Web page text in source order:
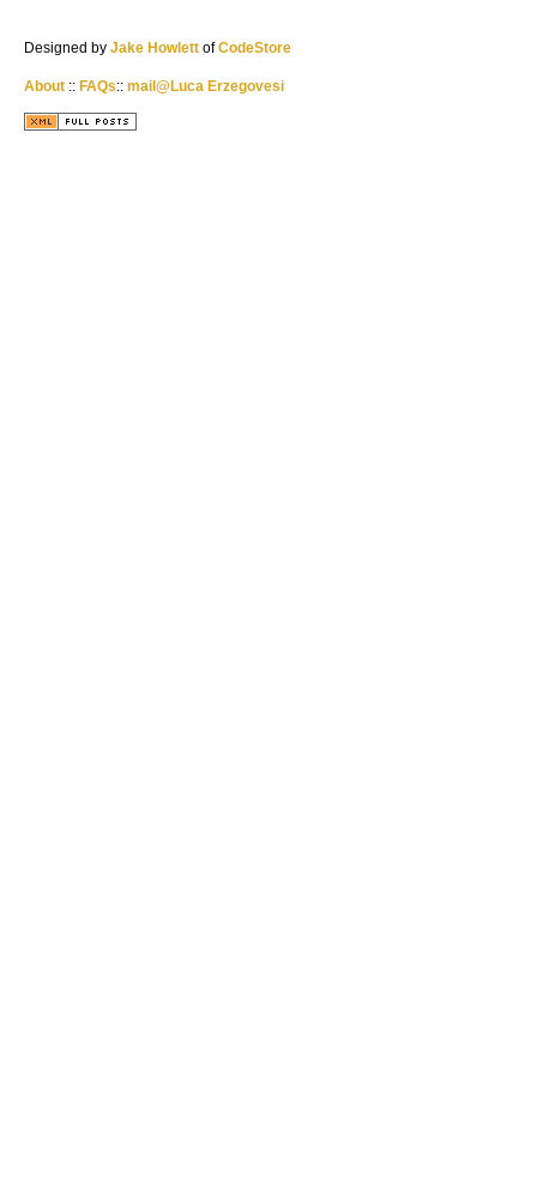
Designed by Jake Howlett ofCodeStore
About :: FAQs:: mail@Luca Erzegovesi